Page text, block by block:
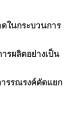
ในกระบวนการ
รผลิตอย่างเป็น
ารรณรงค์คัดแยก